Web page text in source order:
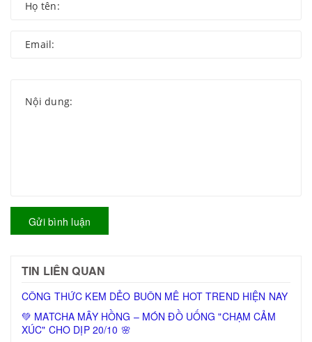
Gửi bình luận
TIN LIÊN QUAN
CÔNG THỨC KEM DẺO BUÔN MÊ HOT TREND HIỆN NAY
💚 MATCHA MÂY HỒNG – MÓN ĐỒ UỐNG "CHẠM CẢM
XÚC" CHO DỊP 20/10 🌸